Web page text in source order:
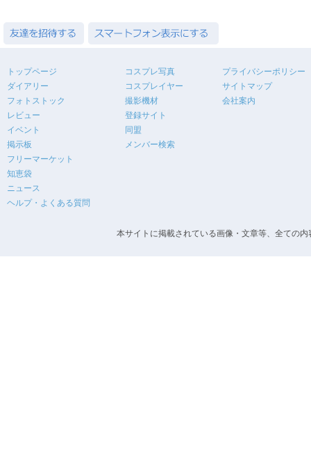
トップページ
ダイアリー
フォトストック
レビュー
イベント
掲示板
フリーマーケット
知恵袋
ニュース
ヘルプ・よくある質問
コスプレ写真
コスプレイヤー
撮影機材
登録サイト
同盟
メンバー検索
プライバシーポリシー
サイトマップ
会社案内
本サイトに掲載されている画像・文章等、全ての